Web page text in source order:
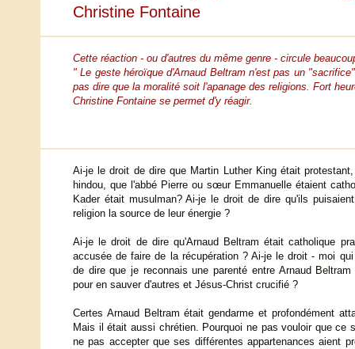
Christine Fontaine
Cette réaction - ou d'autres du même genre - circule
" Le geste héroïque d'Arnaud Beltram n'est pas un
pas dire que la moralité soit l'apanage des religions. Fort
Christine Fontaine se permet d'y réagir.
Ai-je le droit de dire que Martin Luther King était
hindou, que l'abbé Pierre ou sœur Emmanuelle étaient
Kader était musulman? Ai-je le droit de dire qu'ils
religion la source de leur énergie ?
Ai-je le droit de dire qu'Arnaud Beltram était catholique
accusée de faire de la récupération ? Ai-je le droit - moi
de dire que je reconnais une parenté entre Arnaud
pour en sauver d'autres et Jésus-Christ crucifié ?
Certes Arnaud Beltram était gendarme et profondément
Mais il était aussi chrétien. Pourquoi ne pas vouloir que ce
ne pas accepter que ses différentes appartenances aient